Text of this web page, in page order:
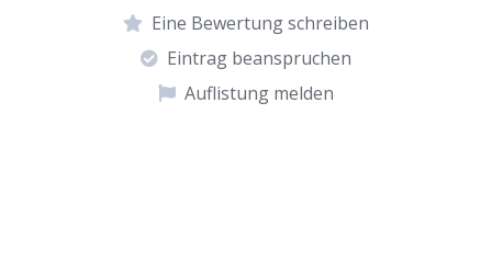
Eine Bewertung schreiben
Eintrag beanspruchen
Auflistung melden